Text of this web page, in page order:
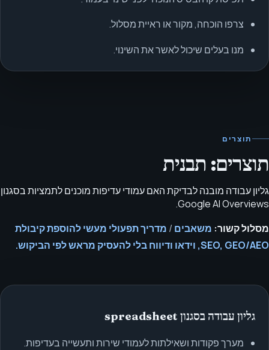
צרפו הוכחה, מקור או ראיית מסלול.
מנו בעלים שיכול לאשר את השינוי.
תוצרים
תוצרים: תבנית
גליון עבודה מובנה לבדיקת האם עמודי עדיפות מוכנים לתמציות בסגנון
Google AI Overviews.
מסלול קשור: משאבים / מדריך תפעולי מעשי להוספת קיבולת
SEO, GEO/AEO, וידאו ודיווח בלי להעסיק מראש לפי הביקוש.
גליון עבודה בסגנון spreadsheet
מערך פקודות ושאילתות לעמודי שירות ותעשייה בעדיפות.